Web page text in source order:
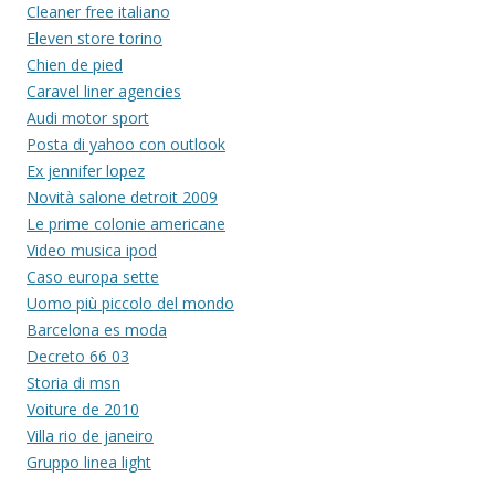
Cleaner free italiano
Eleven store torino
Chien de pied
Caravel liner agencies
Audi motor sport
Posta di yahoo con outlook
Ex jennifer lopez
Novità salone detroit 2009
Le prime colonie americane
Video musica ipod
Caso europa sette
Uomo più piccolo del mondo
Barcelona es moda
Decreto 66 03
Storia di msn
Voiture de 2010
Villa rio de janeiro
Gruppo linea light